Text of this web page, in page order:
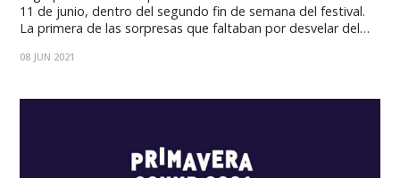
11 de junio, dentro del segundo fin de semana del festival.
La primera de las sorpresas que faltaban por desvelar del
Sant Adrià llega desde Versalles: Phoenix, uno de los grupos
08 JUN 2021